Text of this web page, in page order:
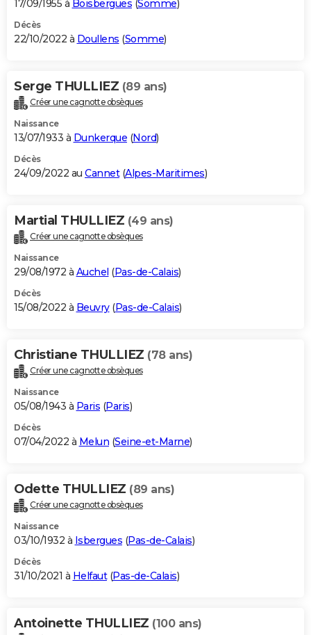
17/09/1955 à Boisbergues (Somme)
Décès
22/10/2022 à Doullens (Somme)
Serge THULLIEZ (89 ans)
Créer une cagnotte obsèques
Naissance
13/07/1933 à Dunkerque (Nord)
Décès
24/09/2022 au Cannet(Alpes-Maritimes)
Martial THULLIEZ (49 ans)
Créer une cagnotte obsèques
Naissance
29/08/1972 à Auchel (Pas-de-Calais)
Décès
15/08/2022 à Beuvry(Pas-de-Calais)
Christiane THULLIEZ (78 ans)
Créer une cagnotte obsèques
Naissance
05/08/1943 à Paris (Paris)
Décès
07/04/2022 à Melun (Seine-et-Marne)
Odette THULLIEZ (89 ans)
Créer une cagnotte obsèques
Naissance
03/10/1932 à Isbergues (Pas-de-Calais)
Décès
31/10/2021 à Helfaut(Pas-de-Calais)
Antoinette THULLIEZ (100 ans)